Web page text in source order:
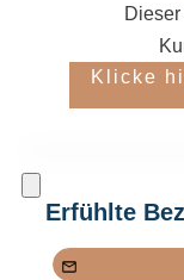
Klicke
Erfühlte